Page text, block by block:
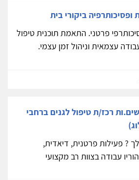
ופסיכותרפיה ביקורי בית
פרטני. התאמת תוכנית טיפול
עצמאית וניהול זמן עצמי.
רכז/ת טיפול לגנים ברחבי
? פעילות פרטנית, דיאדית,
עבודה בצוות רב מקצועי